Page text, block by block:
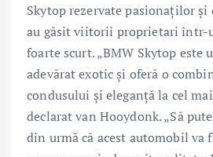
Skytop rezervate pasionaţilor
au găsit viitorii proprietari într-
foarte scurt. „BMW Skytop este
adevărat exotic şi oferă o
condusului şi eleganţă la cel
declarat van Hooydonk. „Să
din urmă că acest automobil va